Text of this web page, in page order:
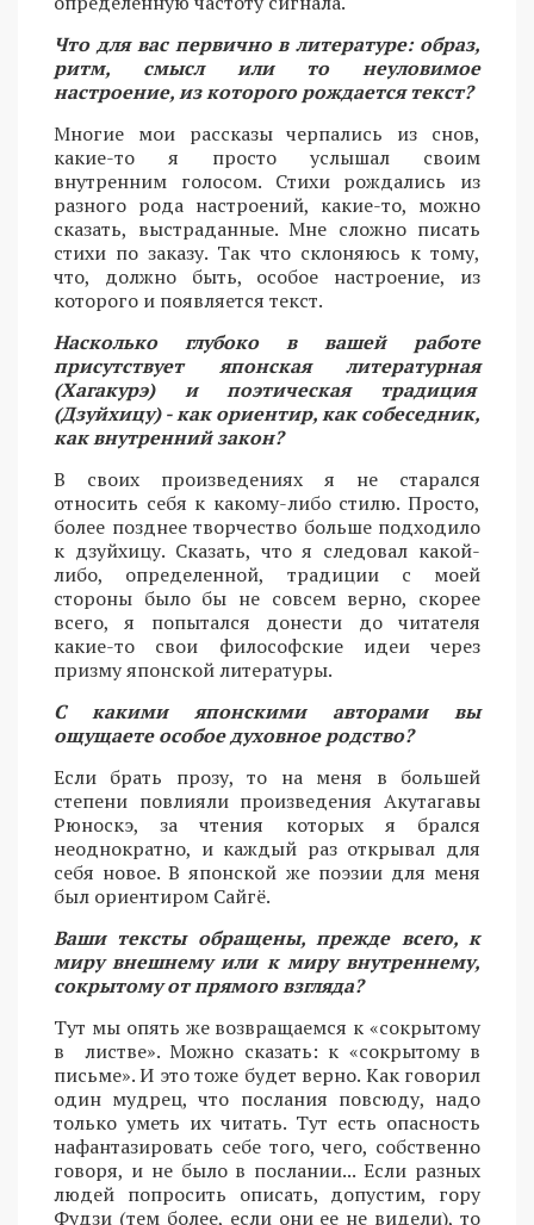
Что для вас первично в литературе: образ,
ритм, смысл или то неуловимое
настроение, из которого рождается текст?
Многие мои рассказы черпались из снов,
какие-то я просто услышал своим
внутренним голосом. Стихи рождались из
разного рода настроений, какие-то, можно
сказать, выстраданные. Мне сложно писать
стихи по заказу. Так что склоняюсь к тому,
что, должно быть, особое настроение, из
которого и появляется текст.
Насколько глубоко в вашей работе
присутствует японская литературная
(Хагакурэ) и поэтическая традиция
(Дзуйхицу) - как ориентир, как собеседник,
как внутренний закон?
В своих произведениях я не старался
относить себя к какому-либо стилю. Просто,
более позднее творчество больше подходило
к дзуйхицу. Сказать, что я следовал какой-
либо, определенной, традиции с моей
стороны было бы не совсем верно, скорее
всего, я попытался донести до читателя
какие-то свои философские идеи через
призму японской литературы.
С какими японскими авторами вы
ощущаете особое духовное родство?
Если брать прозу, то на меня в большей
степени повлияли произведения Акутагавы
Рюноскэ, за чтения которых я брался
неоднократно, и каждый раз открывал для
себя новое. В японской же поэзии для меня
был ориентиром Сайгё.
Ваши тексты обращены, прежде всего, к
миру внешнему или к миру внутреннему,
сокрытому от прямого взгляда?
Тут мы опять же возвращаемся к «сокрытому
в листве». Можно сказать: к «сокрытому в
письме». И это тоже будет верно. Как говорил
один мудрец, что послания повсюду, надо
только уметь их читать. Тут есть опасность
нафантазировать себе того, чего, собственно
говоря, и не было в послании... Если разных
людей попросить описать, допустим, гору
Фудзи (тем более, если они ее не видели), то